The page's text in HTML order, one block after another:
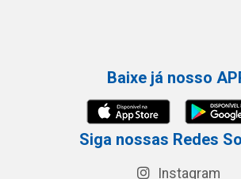
Baixe já nosso
Siga nossas Redes
Instagram